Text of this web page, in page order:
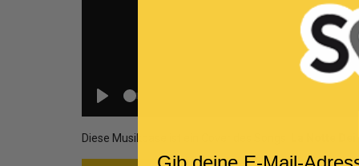
Diese Musikbase ist ein Cover des Songs La Notte